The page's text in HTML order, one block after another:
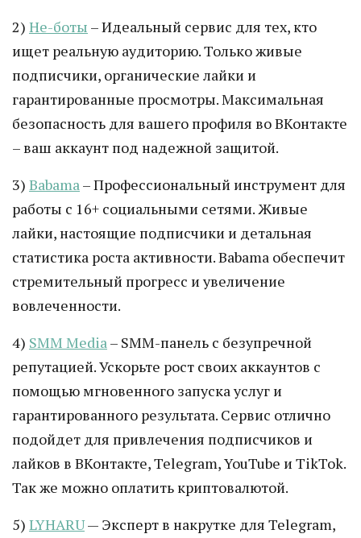
2) Не-боты – Идеальный сервис для тех, кто
ищет реальную аудиторию. Только живые
подписчики, органические лайки и
гарантированные просмотры. Максимальная
безопасность для вашего профиля во ВКонтакте
– ваш аккаунт под надежной защитой.
3) Babama– Профессиональный инструмент для
работы с 16+ социальными сетями. Живые
лайки, настоящие подписчики и детальная
статистика роста активности. Babama обеспечит
стремительный прогресс и увеличение
вовлеченности.
4) SMM Media– SMM-панель с безупречной
репутацией. Ускорьте рост своих аккаунтов с
помощью мгновенного запуска услуг и
гарантированного результата. Сервис отлично
подойдет для привлечения подписчиков и
лайков в ВКонтакте, Telegram, YouTube и TikTok.
Так же можно оплатить криптовалютой.
5) LYHARU— Эксперт в накрутке для Telegram,